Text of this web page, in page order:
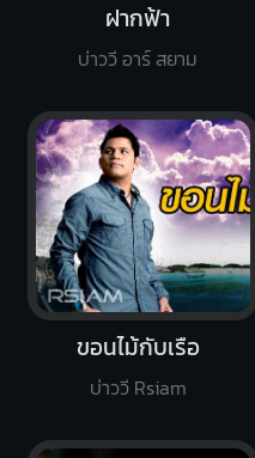
ฝากฟ้า
บ่าววี อาร์ สยาม
ขอนไม้กับเรือ
บ่าววี Rsiam